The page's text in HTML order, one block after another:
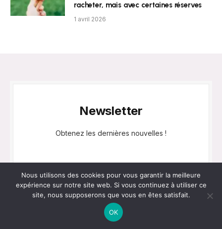
racheter, mais avec certaines réserves
1 avril 2026
Newsletter
Obtenez les dernières nouvelles !
Nous utilisons des cookies pour vous garantir la meilleure
expérience sur notre site web. Si vous continuez à utiliser ce
site, nous supposerons que vous en êtes satisfait.
OK